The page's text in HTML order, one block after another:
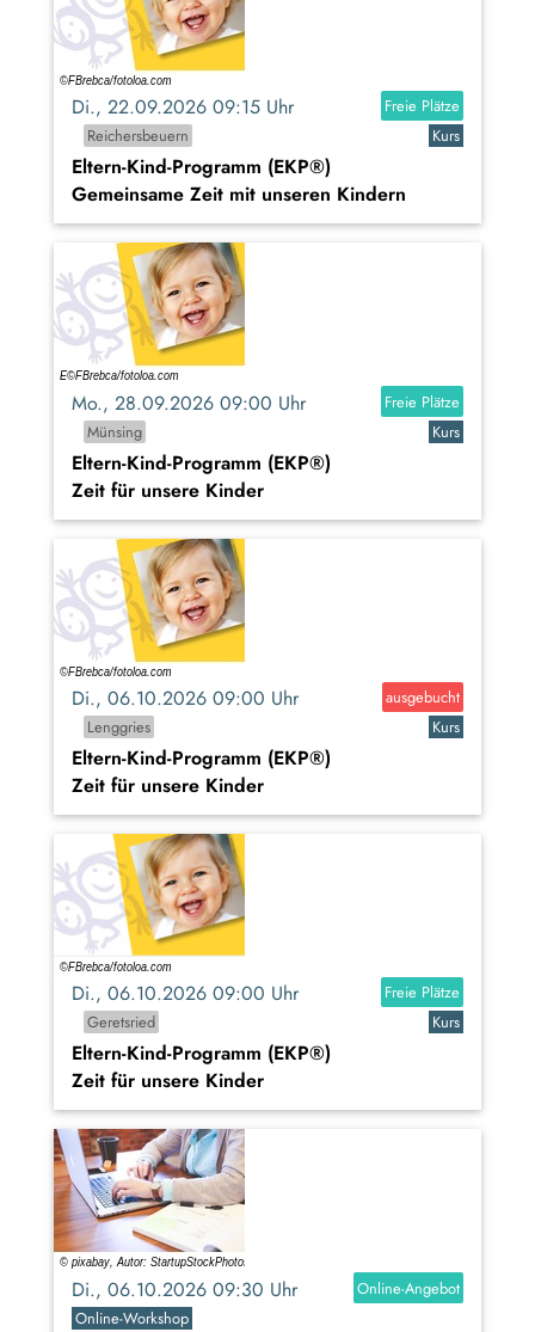
Di., 22.09.2026 09:15 Uhr
Freie Plätze
Reichersbeuern
Kurs
Eltern-Kind-Programm (EKP®)
Gemeinsame Zeit mit unseren Kindern
Mo., 28.09.2026 09:00 Uhr
Freie Plätze
Münsing
Kurs
Eltern-Kind-Programm (EKP®)
Zeit für unsere Kinder
Di., 06.10.2026 09:00 Uhr
ausgebucht
Lenggries
Kurs
Eltern-Kind-Programm (EKP®)
Zeit für unsere Kinder
Di., 06.10.2026 09:00 Uhr
Freie Plätze
Geretsried
Kurs
Eltern-Kind-Programm (EKP®)
Zeit für unsere Kinder
Di., 06.10.2026 09:30 Uhr
Online-Angebot
Online-Workshop